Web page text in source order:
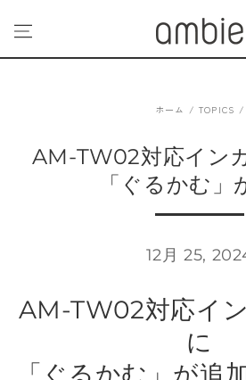
プする
ホーム / TOPICS /
AM-TW02対応イン
「ぐるかむ」
12月 25,
AM-TW02対応イ
に
「ぐるかむ」が追